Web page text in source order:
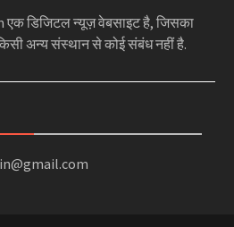
डिजिटल न्यूज़ वेबसाइट है, जिसका
अन्य संस्थान से कोई संबंध नहीं है.